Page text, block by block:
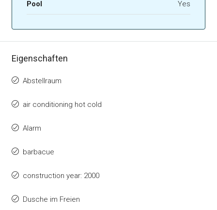
Pool Yes
Eigenschaften
Abstellraum
air conditioning hot cold
Alarm
barbacue
construction year: 2000
Dusche im Freien